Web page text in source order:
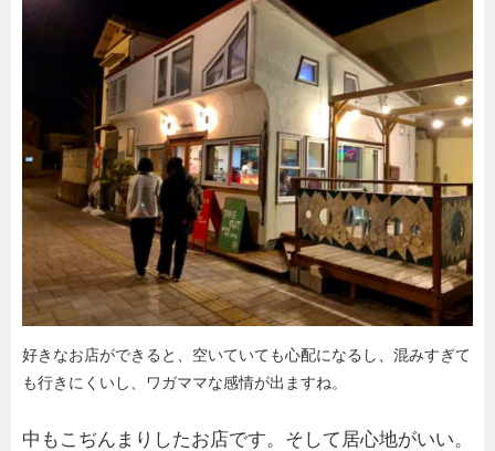
好きなお店ができると、空いていても心配になるし、混みすぎて
も行きにくいし、ワガママな感情が出ますね。
中もこぢんまりしたお店です。そして居心地がいい。